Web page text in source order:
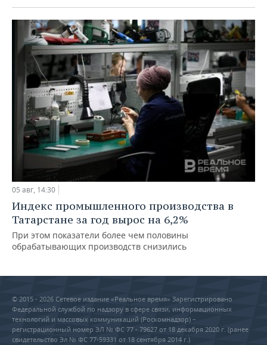
05 авг, 14:30
Индекс промышленного производства в
Татарстане за год вырос на 6,2%
При этом показатели более чем половины
обрабатывающих производств снизились
© 2015 - 2026 Сетевое издание «Реальное время» Зарегистрировано
Федеральной службой по надзору в сфере связи, информационных
технологий и массовых коммуникаций (Роскомнадзор) –
регистрационный номер ЭЛ № ФС 77 - 79627 от 18 декабря 2020 г. (ранее
свидетельство Эл № ФС 77-59331 от 18 сентября 2014 г.)